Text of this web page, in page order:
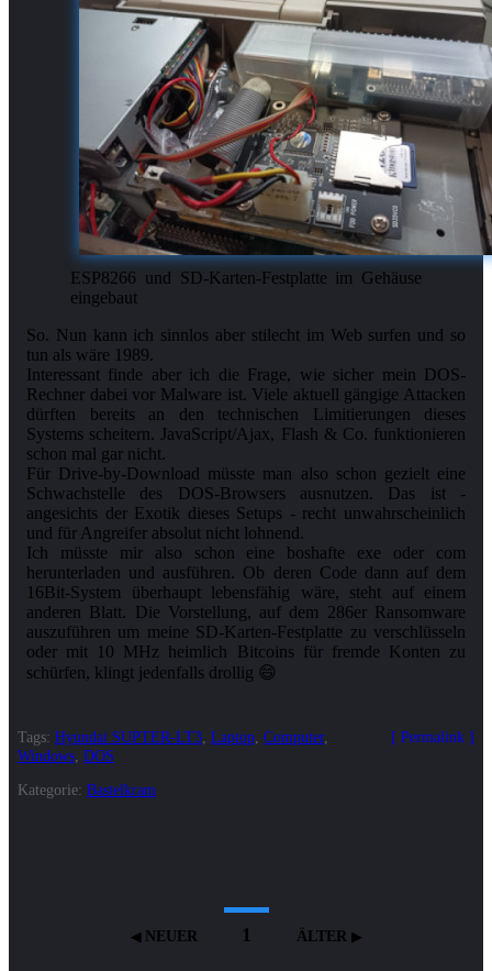
ESP8266 und SD-Karten-Festplatte im Gehäuse
eingebaut
So. Nun kann ich sinnlos aber stilecht im Web surfen und so
tun als wäre 1989.
Interessant finde aber ich die Frage, wie sicher mein DOS-
Rechner dabei vor Malware ist. Viele aktuell gängige Attacken
dürften bereits an den technischen Limitierungen dieses
Systems scheitern. JavaScript/Ajax, Flash & Co. funktionieren
schon mal gar nicht.
Für Drive-by-Download müsste man also schon gezielt eine
Schwachstelle des DOS-Browsers ausnutzen. Das ist -
angesichts der Exotik dieses Setups - recht unwahrscheinlich
und für Angreifer absolut nicht lohnend.
Ich müsste mir also schon eine boshafte exe oder com
herunterladen und ausführen. Ob deren Code dann auf dem
16Bit-System überhaupt lebensfähig wäre, steht auf einem
anderen Blatt. Die Vorstellung, auf dem 286er Ransomware
auszuführen um meine SD-Karten-Festplatte zu verschlüsseln
oder mit 10 MHz heimlich Bitcoins für fremde Konten zu
Permalink
Tags: Hyundai SUPTER-LT3 Laptop Computer,
Windows DOS
Kategorie: Bastelkram
NEUER 1 ÄLTER